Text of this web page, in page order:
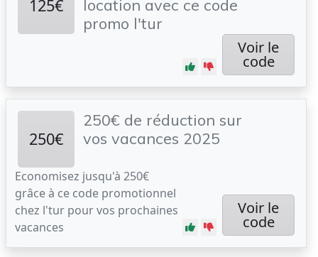
125€
location avec ce code
promo l'tur
Voir le
code
250€
250€ de réduction sur
vos vacances 2025
Economisez jusqu'à 250€
grâce à ce code promotionnel
chez l'tur pour vos prochaines
vacances
Voir le
code